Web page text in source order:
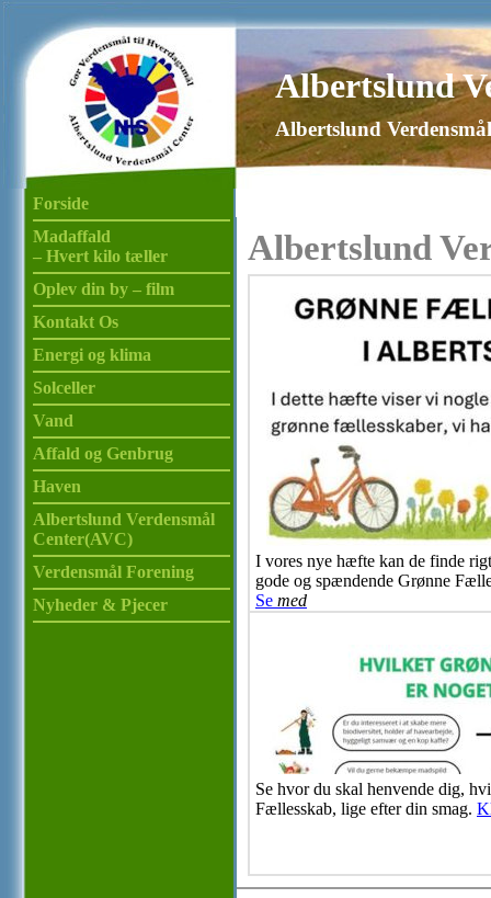
Albertslund
Albertslund
Forside
Madaffald
– Hvert kilo tæller
Oplev din by – film
Kontakt Os
Energi og klima
Solceller
Vand
Affald og Genbrug
Haven
Albertslund Verdensmål
Center(AVC)
Verdensmål Forening
Nyheder & Pjecer
Albertslund
I vores nye hæfte kan de finde
gode og spændende Grønne
Se med
Se hvor du skal henvende dig,
Fællesskab, lige efter din smag.